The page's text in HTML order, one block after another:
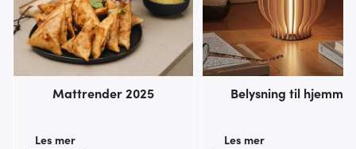
Mattrender 2025
Les mer
Belysning til hjemmet
Les mer